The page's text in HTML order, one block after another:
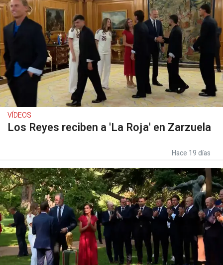
VÍDEOS
Los Reyes reciben a 'La Roja' en Zarzuela
Hace 19 días